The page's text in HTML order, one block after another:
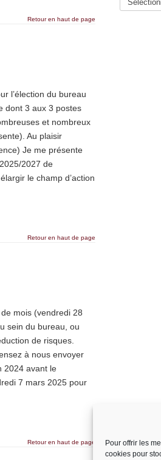
Pour offrir les
cookies pour
Retour en haut de page
l’élection du bureau
dont 3 aux 3 postes
et nombreux
Au plaisir
Je me présente
2027 de
le champ d’action
Retour en haut de page
mois (vendredi 28
sein du bureau, ou
de risques.
à nous envoyer
2024 avant le
7 mars 2025 pour
Retour en haut de page